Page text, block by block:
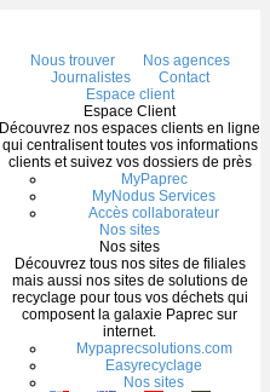
Nous trouver
Nos agences
Journalistes
Contact
Espace client
Espace Client
Découvrez nos espaces clients en ligne
qui centralisent toutes vos informations
clients et suivez vos dossiers de près
MyPaprec
MyNodus Services
Accès collaborateur
Nos sites
Nos sites
Découvrez tous nos sites de filiales
mais aussi nos sites de solutions de
recyclage pour tous vos déchets qui
composent la galaxie Paprec sur
internet.
Mypaprecsolutions.com
Easyrecyclage
Nos sites